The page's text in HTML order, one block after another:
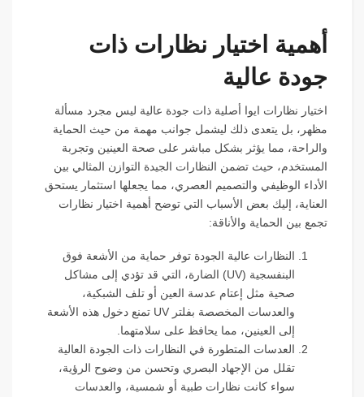
أهمية اختيار نظارات ذات
جودة عالية
اختيار نظارات ايوا أصلية ذات جودة عالية ليس مجرد مسألة
مظهر، بل يتعدى ذلك ليشمل جوانب مهمة من حيث الحماية
والراحة، مما يؤثر بشكل مباشر على صحة العينين وتجربة
المستخدم، حيث تضمن النظارات الجيدة التوازن المثالي بين
الأداء الوظيفي والتصميم العصري، مما يجعلها استثمار يستحق
العناية، إليك بعض الأسباب التي توضح أهمية اختيار نظارات
تجمع بين الحماية والأناقة:
النظارات عالية الجودة توفر حماية من الأشعة فوق
البنفسجية (UV) الضارة، التي قد تؤدي إلى مشاكل
صحية مثل إعتام عدسة العين أو تلف الشبكية،
والعدسات المخصصة بفلتر UV تمنع دخول هذه الأشعة
إلى العينين، مما يحافظ على سلامتهما.
العدسات المتطورة في النظارات ذات الجودة العالية
تقلل من الإجهاد البصري وتحسن من وضوح الرؤية،
سواء كانت نظارات طبية أو شمسية، والعدسات